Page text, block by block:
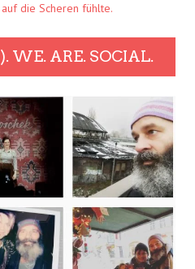
die Scheren fühlte.
WE. ARE. SOCIAL.